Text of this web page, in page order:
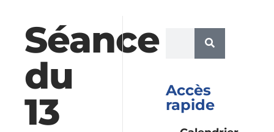
Séance
du
13
Accès
rapide